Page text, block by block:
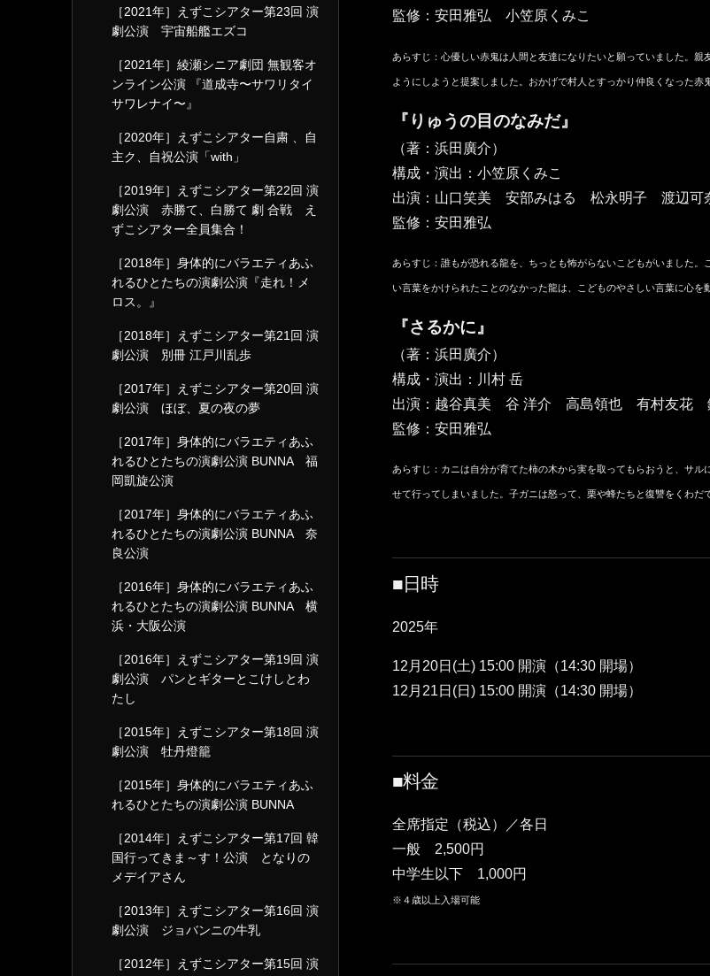
監修：安田雅弘 小笠原くみこ
あらすじ：心優しい赤鬼は人間と友達になりたいと願っていました。
ようにしようと提案しました。おかげで村人とすっかり仲良くなった赤
『りゅうの目のなみだ』
（著：浜田廣介）
構成・演出：小笠原くみこ
出演：山口笑美 安部みはる 松永明子 渡辺可
監修：安田雅弘
あらすじ：誰もが恐れる龍を、ちっとも怖がらないこどもがいました
い言葉をかけられたことのなかった龍は、こどものやさしい言葉に心を
『さるかに』
（著：浜田廣介）
構成・演出：川村 岳
出演：越谷真美 谷 洋介 高島領也 有村友花
監修：安田雅弘
あらすじ：カニは自分が育てた柿の木から実を取ってもらおうと、サ
せて行ってしまいました。子ガニは怒って、栗や蜂たちと復讐をくわだ
■日時
2025年
12月20日(土) 15:00 開演（14:30 開場）
12月21日(日) 15:00 開演（14:30 開場）
■料金
全席指定（税込）／各日
一般 2,500円
中学生以下 1,000円
※４歳以上入場可能
［2021年］えずこシアター第23回 演
劇公演 宇宙船艦エズコ
［2021年］綾瀬シニア劇団 無観客オ
ンライン公演 『道成寺〜サワリタイ
サワレナイ〜』
［2020年］えずこシアター自粛 、自
主ク、自祝公演「with」
［2019年］えずこシアター第22回 演
劇公演 赤勝て、白勝て 劇 合戦 え
ずこシアター全員集合！
［2018年］身体的にバラエティあふ
れるひとたちの演劇公演『走れ！メ
ロス。』
［2018年］えずこシアター第21回 演
劇公演 別冊 江戸川乱歩
［2017年］えずこシアター第20回 演
劇公演 ほぼ、夏の夜の夢
［2017年］身体的にバラエティあふ
れるひとたちの演劇公演 BUNNA 福
岡凱旋公演
［2017年］身体的にバラエティあふ
れるひとたちの演劇公演 BUNNA 奈
良公演
［2016年］身体的にバラエティあふ
れるひとたちの演劇公演 BUNNA 横
浜・大阪公演
［2016年］えずこシアター第19回 演
劇公演 パンとギターとこけしとわ
たし
［2015年］えずこシアター第18回 演
劇公演 牡丹燈籠
［2015年］身体的にバラエティあふ
れるひとたちの演劇公演 BUNNA
［2014年］えずこシアター第17回 韓
国行ってきま～す！公演 となりの
メデイアさん
［2013年］えずこシアター第16回 演
劇公演 ジョバンニの牛乳
［2012年］えずこシアター第15回 演